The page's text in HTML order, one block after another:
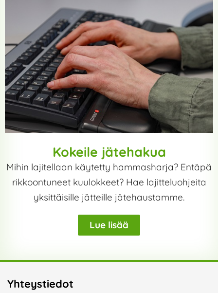
Kokeile jätehakua
Mihin lajitellaan käytetty hammasharja? Entäpä
rikkoontuneet kuulokkeet? Hae lajitteluohjeita
yksittäisille jätteille jätehaustamme.
Lue lisää
Yhteystiedot